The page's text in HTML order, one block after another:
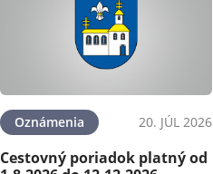
Oznámenia 20. JÚL 2026
Cestovný poriadok platný od